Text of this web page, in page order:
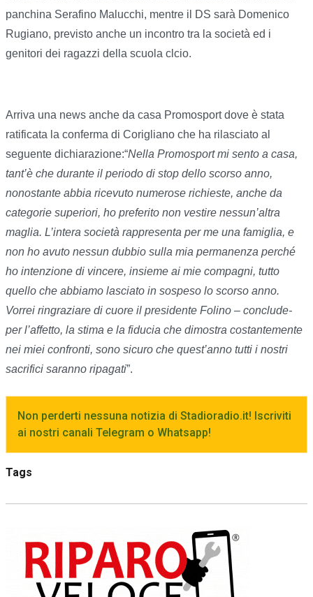
panchina Serafino Malucchi, mentre il DS sarà Domenico
Rugiano, previsto anche un incontro tra la società ed i
genitori dei ragazzi della scuola clcio.
Arriva una news anche da casa Promosport dove è stata
ratificata la conferma di Corigliano che ha rilasciato al
seguente dichiarazione:“Nella Promosport mi sento a casa,
tant’è che durante il periodo di stop dello scorso anno,
nonostante abbia ricevuto numerose richieste, anche da
categorie superiori, ho preferito non vestire nessun’altra
maglia. L’intera società rappresenta per me una famiglia, e
non ho avuto nessun dubbio sulla mia permanenza perché
ho intenzione di vincere, insieme ai mie compagni, tutto
quello che abbiamo lasciato in sospeso lo scorso anno.
Vorrei ringraziare di cuore il presidente Folino – conclude-
per l’affetto, la stima e la fiducia che dimostra costantemente
nei miei confronti, sono sicuro che quest’anno tutti i nostri
sacrifici saranno ripagati”.
Non perderti nessuna notizia di Stadioradio.it! Iscriviti
ai nostri canali Telegram o Whatsapp!
Tags